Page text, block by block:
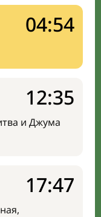
04:54
и Джума
12:35
17:47